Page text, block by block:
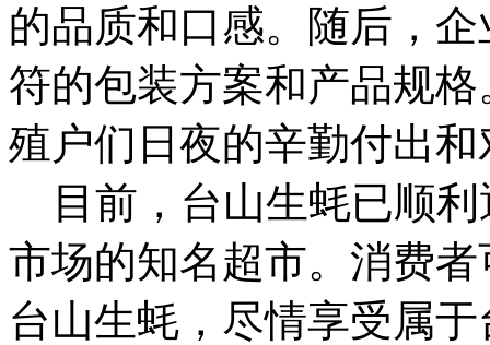
的品质和口感。随后，
符的包装方案和产品规
殖户们日夜的辛勤付出
目前，台山生蚝已顺利
市场的知名超市。消费
台山生蚝，尽情享受属